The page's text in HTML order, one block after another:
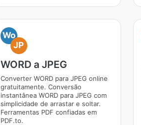
Wo
JP
WORD a JPEG
Converter WORD para JPEG online
gratuitamente. Conversão
instantânea WORD para JPEG com
simplicidade de arrastar e soltar.
Ferramentas PDF confiadas em
PDF.to.